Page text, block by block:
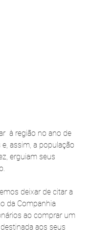
à região no ano de
assim, a população
erguiam seus
deixar de citar a
da Companhia
ao comprar um
aos seus